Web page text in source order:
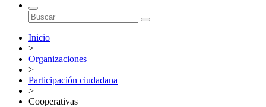
Inicio
>
Organizaciones
>
Participación ciudadana
>
Cooperativas